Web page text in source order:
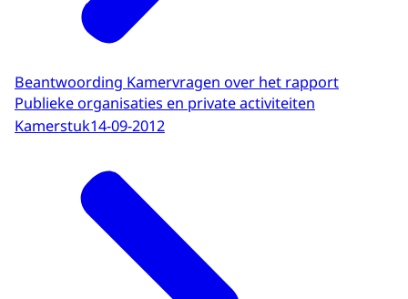
Beantwoording Kamervragen over het rapport
Publieke organisaties en private activiteiten
Kamerstuk14-09-2012